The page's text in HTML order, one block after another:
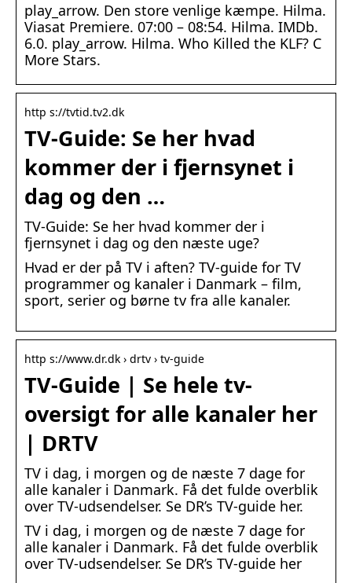
play_arrow. Den store venlige kæmpe. Hilma.
Viasat Premiere. 07:00 – 08:54. Hilma. IMDb.
6.0. play_arrow. Hilma. Who Killed the KLF? C
More Stars.
http s://tvtid.tv2.dk
TV-Guide: Se her hvad
kommer der i fjernsynet i
dag og den …
TV-Guide: Se her hvad kommer der i
fjernsynet i dag og den næste uge?
Hvad er der på TV i aften? TV-guide for TV
programmer og kanaler i Danmark – film,
sport, serier og børne tv fra alle kanaler.
http s://www.dr.dk › drtv › tv-guide
TV-Guide | Se hele tv-
oversigt for alle kanaler her
| DRTV
TV i dag, i morgen og de næste 7 dage for
alle kanaler i Danmark. Få det fulde overblik
over TV-udsendelser. Se DR’s TV-guide her.
TV i dag, i morgen og de næste 7 dage for
alle kanaler i Danmark. Få det fulde overblik
over TV-udsendelser. Se DR’s TV-guide her